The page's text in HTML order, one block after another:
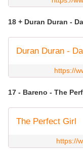
18 + Duran Duran -
https://
17 - Bareno - The
The Perfect Girl
https://